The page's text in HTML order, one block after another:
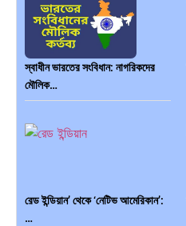
স্বাধীন ভারতের সংবিধান: নাগরিকদের
মৌলিক…
রেড ইন্ডিয়ান’ থেকে ‘নেটিভ আমেরিকান’:
…